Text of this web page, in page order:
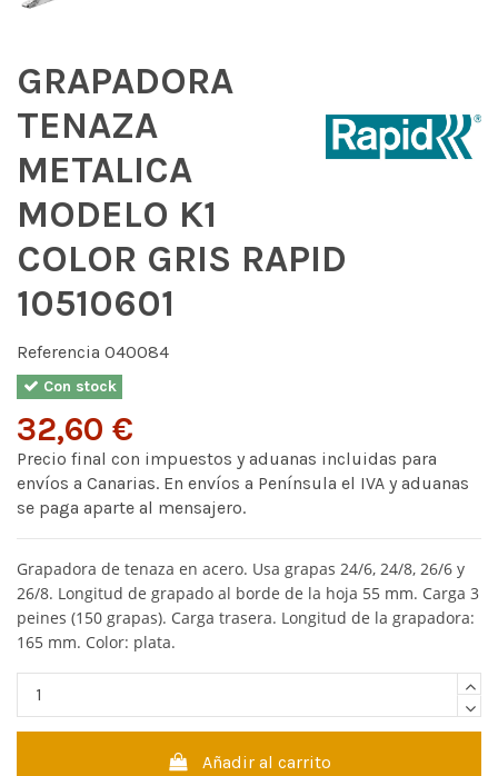
GRAPADORA
TENAZA
METALICA
MODELO K1
COLOR GRIS RAPID
10510601
Referencia 040084
Con stock
32,60 €
Precio final con impuestos y aduanas incluidas para
envíos a Canarias. En envíos a Península el IVA y aduanas
se paga aparte al mensajero.
Grapadora de tenaza en acero. Usa grapas 24/6, 24/8, 26/6 y
26/8. Longitud de grapado al borde de la hoja 55 mm. Carga 3
peines (150 grapas). Carga trasera. Longitud de la grapadora:
165 mm. Color: plata.
Añadir al carrito